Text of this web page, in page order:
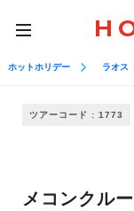
toggle
navigation
ホットホリデー ラオス
ツアーコード : 1773
メコンクル